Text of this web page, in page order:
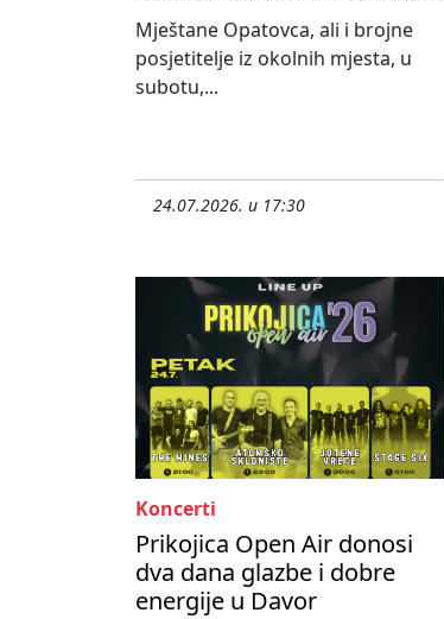
Mještane Opatovca, ali i brojne
posjetitelje iz okolnih mjesta, u
subotu,...
24.07.2026. u 17:30
Koncerti
Prikojica Open Air donosi
dva dana glazbe i dobre
energije u Davor